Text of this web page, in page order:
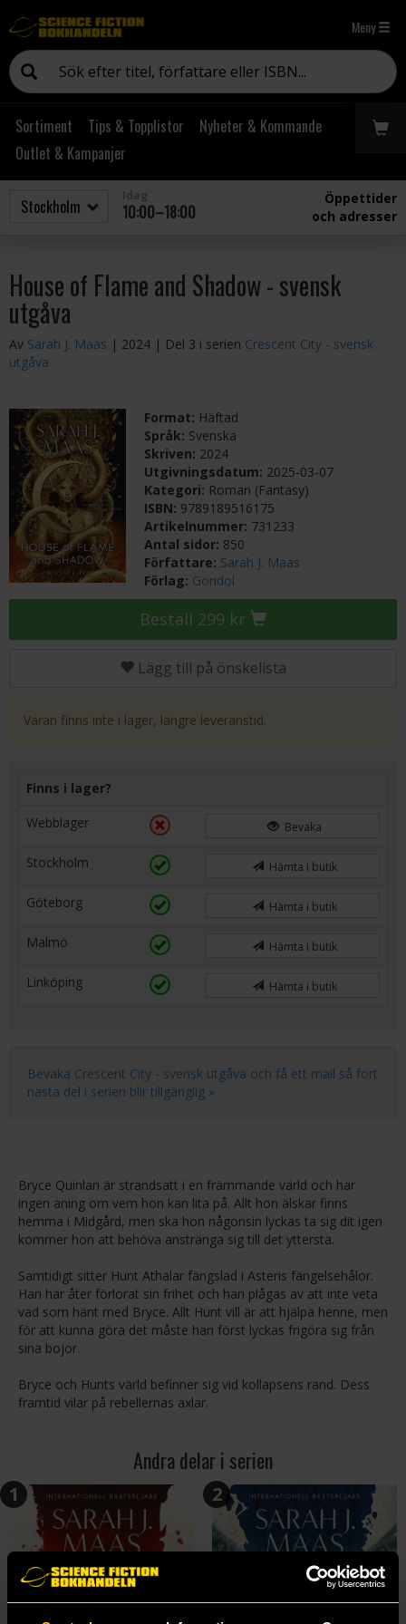
Meny
Sortiment Tips & Topplistor
Nyheter & Kommande
Outlet & Kampanjer
10:00–18:00
Öppettider
och adresser
House of Flame and Shadow - svensk
utgåva
Av Sarah J. Maas | 2024 | Del 3 i serien Crescent City - svensk
utgåva
Format: Häftad
Språk: Svenska
Skriven: 2024
Utgivningsdatum: 2025-03-07
Kategori: Roman (Fantasy)
ISBN: 9789189516175
Artikelnummer: 731233
Antal sidor: 850
Författare: Sarah J. Maas
Förlag: Gondol
Beställ 299 kr
Lägg till på önskelista
Varan finns inte i lager, längre leveranstid.
Finns i lager?
Webblager
Bevaka
Stockholm Hämta i butik
Göteborg Hämta i butik
Malmö Hämta i butik
Linköping Hämta i butik
Bevaka Crescent City - svensk utgåva och få ett mail så fort
nästa del i serien blir tillgänglig »
Bryce Quinlan är strandsatt i en främmande värld och har
ingen aning om vem hon kan lita på. Allt hon älskar finns
hemma i Midgård, men ska hon någonsin lyckas ta sig dit igen
kommer hon att behöva anstränga sig till det yttersta.
Samtidigt sitter Hunt Athalar fängslad i Asteris fängelsehålor.
Han har åter förlorat sin frihet och han plågas av att inte veta
vad som hänt med Bryce. Allt Hunt vill är att hjälpa henne, men
för att kunna göra det måste han först lyckas frigöra sig från
sina bojor.
Bryce och Hunts värld befinner sig vid kollapsens rand. Dess
framtid vilar på rebellernas axlar.
Andra delar i serien
1 2